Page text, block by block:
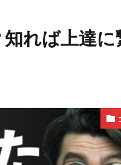
れば上達に